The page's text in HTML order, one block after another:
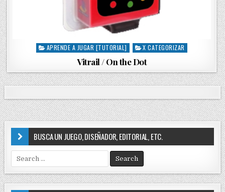
P
t
e
d
i
n
APRENDE A JUGAR [TUTORIAL] X CATEGORIZAR
Vitrail / On the Dot
BUSCA UN JUEGO, DISEÑADOR, EDITORIAL, ETC.
e
a
r